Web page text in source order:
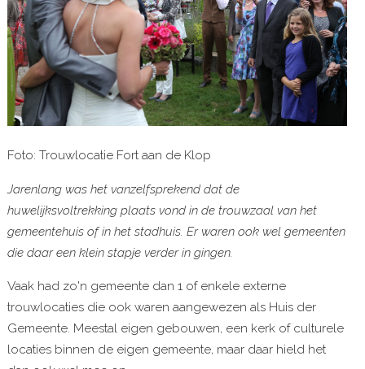
Foto: Trouwlocatie Fort aan de Klop
Jarenlang was het vanzelfsprekend dat de
huwelijksvoltrekking plaats vond in de trouwzaal van het
gemeentehuis of in het stadhuis. Er waren ook wel gemeenten
die daar een klein stapje verder in gingen.
Vaak had zo'n gemeente dan 1 of enkele externe
trouwlocaties die ook waren aangewezen als Huis der
Gemeente. Meestal eigen gebouwen, een kerk of culturele
locaties binnen de eigen gemeente, maar daar hield het